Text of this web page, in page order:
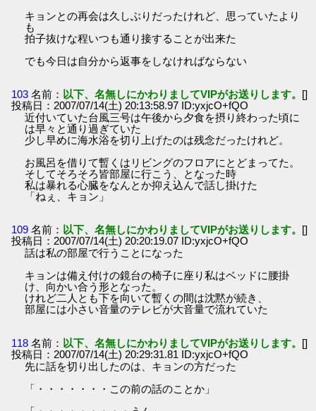
キョンとの再会は久しぶりだったけれど、思っていたより
も
拍子抜けな程いつも通り接することが出来た
でも今日は自分から返事をしなければならない
103 名前： 以下、名無しにかわりましてVIPがお送りします。 []
投稿日：2007/07/14(土) 20:13:58.97 ID:yxjcO+fQO
近付いていた台風三号は午後から夕食を摂り終わった頃に
は早々と通り過ぎていた
少し早めに海水浴を切り上げたのは残念だったけれど。
お風呂を借りて暫くはリビングのフロアにとどまってた。
そしてそろそろ皆部屋に行こう、となった時
私は暴れる心臓をなんとか抑え込んで話し掛けた
「ねぇ、キョン」
109 名前： 以下、名無しにかわりましてVIPがお送りします。 []
投稿日：2007/07/14(土) 20:20:19.07 ID:yxjcO+fQO
話は私の部屋で行うことになった
キョンは備え付けの鏡台の椅子に座り私はベッドに腰掛
け、向かい合う形となった。
けれど二人とも下を向いて暫くの間は沈黙が続き、
部屋には小さい音量のテレビが大音量で流れていた
118 名前： 以下、名無しにかわりましてVIPがお送りします。 []
投稿日：2007/07/14(土) 20:29:31.81 ID:yxjcO+fQO
先に話を切り出したのは、キョンの方だった
「・・・・・・・この前の話のことか」